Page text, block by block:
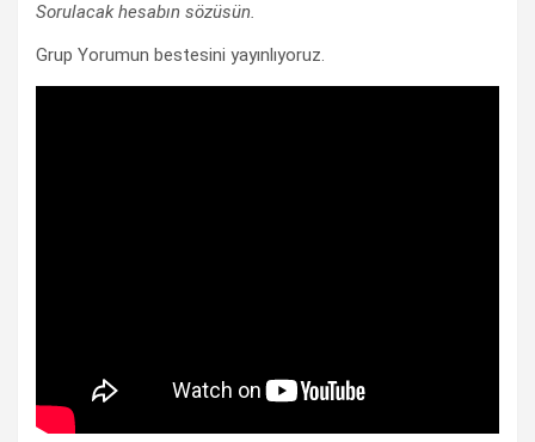
Sorulacak hesabın sözüsün.
Grup Yorumun bestesini yayınlıyoruz.